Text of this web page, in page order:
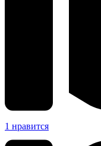
1 нравится